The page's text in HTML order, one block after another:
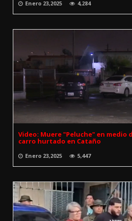
Enero 23,2025 4,284
Video: Muere "Peluche" en
carro hurtado en Cataño
Enero 23,2025 5,447